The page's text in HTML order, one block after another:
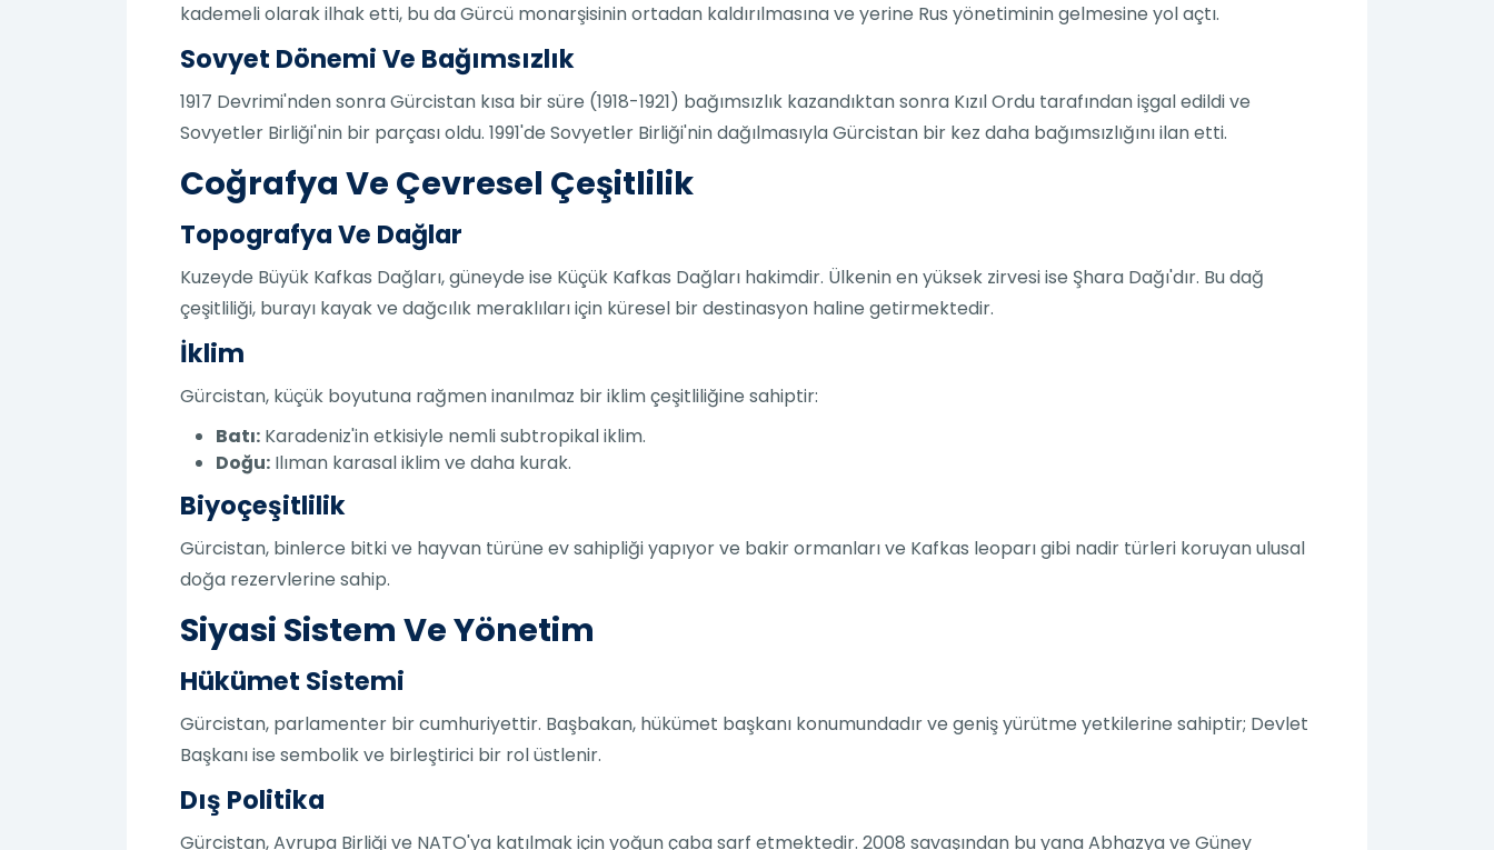
kademeli olarak ilhak etti, bu da Gürcü monarşisinin ortadan kaldırılmasına ve yerine Rus yönetiminin gelmesine yol açtı.
Sovyet Dönemi Ve Bağımsızlık
1917 Devrimi'nden sonra Gürcistan kısa bir süre (1918-1921) bağımsızlık kazandıktan sonra Kızıl Ordu tarafından işgal edildi ve
Sovyetler Birliği'nin bir parçası oldu. 1991'de Sovyetler Birliği'nin dağılmasıyla Gürcistan bir kez daha bağımsızlığını ilan etti.
Coğrafya Ve Çevresel Çeşitlilik
Topografya Ve Dağlar
Kuzeyde Büyük Kafkas Dağları, güneyde ise Küçük Kafkas Dağları hakimdir. Ülkenin en yüksek zirvesi ise Şhara Dağı'dır. Bu dağ
çeşitliliği, burayı kayak ve dağcılık meraklıları için küresel bir destinasyon haline getirmektedir.
İklim
Gürcistan, küçük boyutuna rağmen inanılmaz bir iklim çeşitliliğine sahiptir:
Batı: Karadeniz'in etkisiyle nemli subtropikal iklim.
Doğu: Ilıman karasal iklim ve daha kurak.
Biyoçeşitlilik
Gürcistan, binlerce bitki ve hayvan türüne ev sahipliği yapıyor ve bakir ormanları ve Kafkas leoparı gibi nadir türleri koruyan ulusal
doğa rezervlerine sahip.
Siyasi Sistem Ve Yönetim
Hükümet Sistemi
Gürcistan, parlamenter bir cumhuriyettir. Başbakan, hükümet başkanı konumundadır ve geniş yürütme yetkilerine sahiptir; Devlet
Başkanı ise sembolik ve birleştirici bir rol üstlenir.
Dış Politika
Gürcistan, Avrupa Birliği ve NATO'ya katılmak için yoğun çaba sarf etmektedir. 2008 savaşından bu yana Abhazya ve Güney